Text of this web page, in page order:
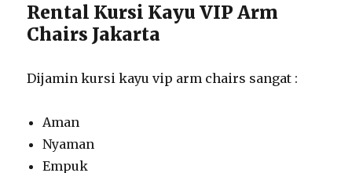
Rental Kursi Kayu VIP Arm
Chairs Jakarta
Dijamin kursi kayu vip arm chairs sangat :
Aman
Nyaman
Empuk